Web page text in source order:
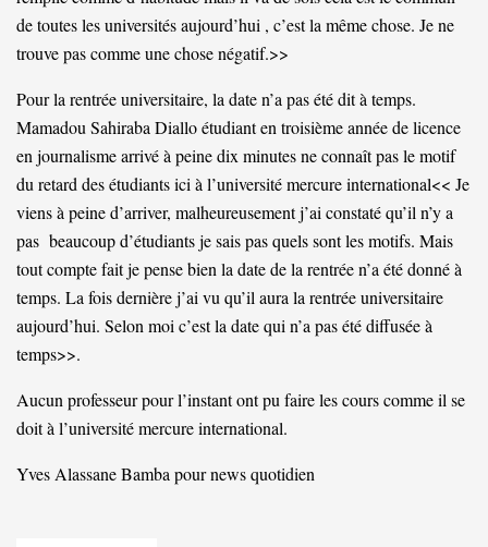
de toutes les universités aujourd’hui , c’est la même chose. Je ne
trouve pas comme une chose négatif.>>
Pour la rentrée universitaire, la date n’a pas été dit à temps.
Mamadou Sahiraba Diallo étudiant en troisième année de licence
en journalisme arrivé à peine dix minutes ne connaît pas le motif
du retard des étudiants ici à l’université mercure international<< Je
viens à peine d’arriver, malheureusement j’ai constaté qu’il n’y a
pas beaucoup d’étudiants je sais pas quels sont les motifs. Mais
tout compte fait je pense bien la date de la rentrée n’a été donné à
temps. La fois dernière j’ai vu qu’il aura la rentrée universitaire
aujourd’hui. Selon moi c’est la date qui n’a pas été diffusée à
temps>>.
Aucun professeur pour l’instant ont pu faire les cours comme il se
doit à l’université mercure international.
Yves Alassane Bamba pour news quotidien